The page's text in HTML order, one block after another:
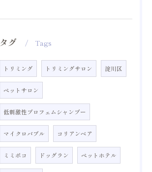
タグ Tags
トリミング トリミングサロン 淀川区
ペットサロン
低刺激性プロフェムシャンプー
マイクロバブル コリアンベア
ミミポコ ドッグラン ペットホテル